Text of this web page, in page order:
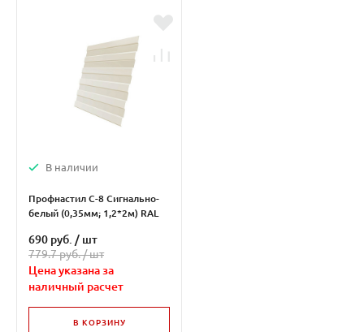
В наличии
Профнастил С-8 Сигнально-
белый (0,35мм; 1,2*2м) RAL
690 руб. / шт
779.7 руб. /шт
Цена указана за
наличный расчет
В КОРЗИНУ